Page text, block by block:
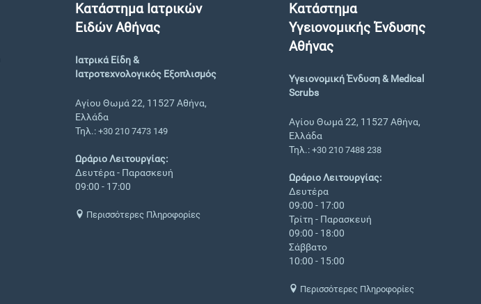
Κατάστημα Ιατρικών
Ειδών Αθήνας
Ιατρικά Είδη &
Ιατροτεχνολογικός Εξοπλισμός
Αγίου Θωμά 22, 11527 Αθήνα,
Ελλάδα
Τηλ.:+30 210 7473 149
Ωράριο Λειτουργίας:
Δευτέρα - Παρασκευή
09:00 - 17:00
Περισσότερες Πληροφορίες
Κατάστημα
Υγειονομικής Ένδυσης
Αθήνας
Υγειονομική Ένδυση & Medical
Scrubs
Αγίου Θωμά 22, 11527 Αθήνα,
Ελλάδα
Τηλ.: +30 210 7488 238
Ωράριο Λειτουργίας:
Δευτέρα
09:00 - 17:00
Τρίτη - Παρασκευή
09:00 - 18:00
Σάββατο
10:00 - 15:00
Περισσότερες Πληροφορίες